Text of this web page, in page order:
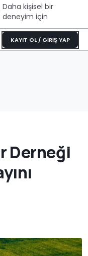
Daha kişisel bir
deneyim için
KAYIT OL / GİRİŞ YAP
Derneği